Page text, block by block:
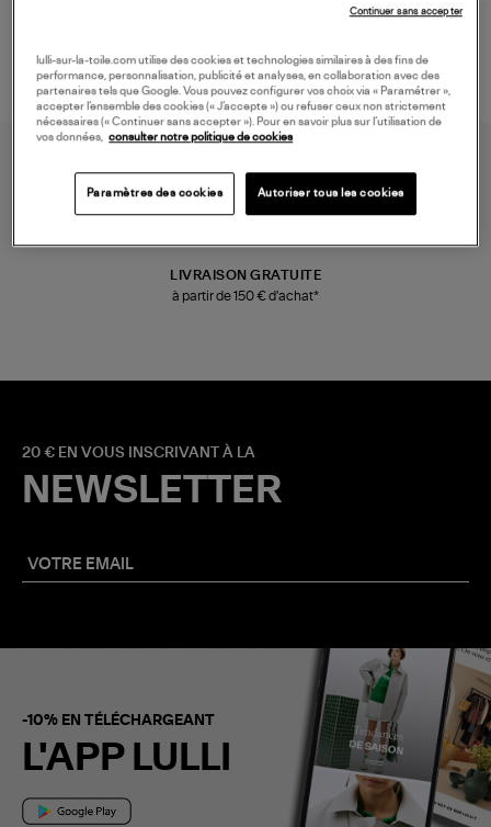
LIVRAISON GRATUITE
à partir de 150 € d'achat*
20 € EN VOUS INSCRIVANT À LA
NEWSLETTER
-10% EN TÉLÉCHARGEANT
L'APP LULLI
lulli-sur-la-toile.com utilise des cookies et technologies similaires à des fins de
performance, personnalisation, publicité et analyses, en collaboration avec des
partenaires tels que Google. Vous pouvez configurer vos choix via « Paramétrer »,
accepter l’ensemble des cookies (« J’accepte ») ou refuser ceux non strictement
nécessaires (« Continuer sans accepter »). Pour en savoir plus sur l’utilisation de
vos données, consulter notre politique de cookies
Paramètres des cookies Autoriser tous les cookies
Continuer sans accepter